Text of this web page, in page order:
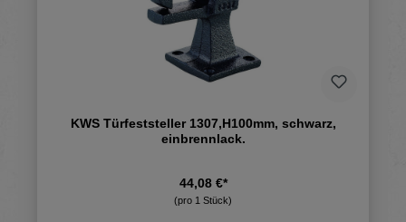
KWS Türfeststeller 1307,H100mm, schwarz,
einbrennlack.
44,08 €*
(pro 1 Stück)